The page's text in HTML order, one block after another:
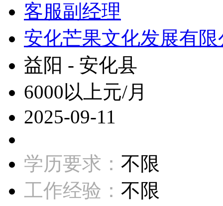
客服副经理
安化芒果文化发展有限
益阳 - 安化县
6000以上元/月
2025-09-11
学历要求： 不限
工作经验： 不限